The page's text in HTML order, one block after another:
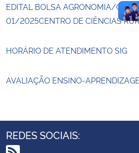
EDITAL BOLSA AGRONOMIA/CCR/
01/2025CENTRO DE CIÊNCIAS
HORÁRIO DE ATENDIMENTO SIG
AVALIAÇÃO ENSINO-
REDES SOCIAIS: